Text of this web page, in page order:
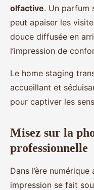
olfactive. Un parfum
peut apaiser les
douce diffusée en
l’impression de
Le home staging
accueillant et
pour captiver les
Misez sur la
professionnelle
Dans l’ère
impression se fait